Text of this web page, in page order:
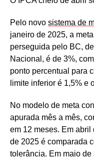
Pelo novo sistema de
janeiro de 2025, a
perseguida pelo BC,
Nacional, é de 3%,
ponto percentual para
limite inferior é 1,5% e
No modelo de meta
apurada mês a mês,
em 12 meses. Em
de 2025 é comparada
tolerância. Em maio